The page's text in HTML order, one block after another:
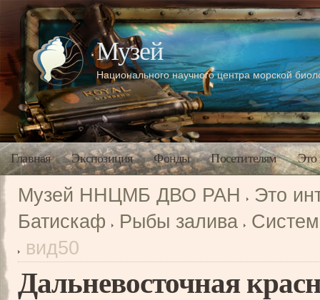
Музей
Национального научного центра морской
Главная Экспозиция Фонды Посетителям Это
Музей ННЦМБ ДВО РАН
Это
Батискаф
Рыбы залива
вид50
Дальневосточная